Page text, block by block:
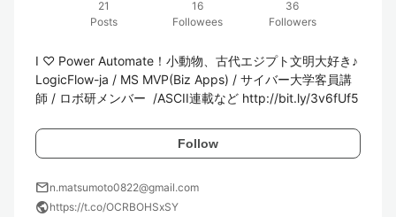
21
Posts
16
Followees
36
Followers
I ♡ Power Automate！小動物、古代エジプト文明大好き♪
LogicFlow-ja / MS MVP(Biz Apps) / サイバー大学客員講
師 / ロボ研メンバー  /ASCII連載など http://bit.ly/3v6fUf5
Follow
mailn.matsumoto0822@gmail.com
publichttps://t.co/OCRBOHSxSY